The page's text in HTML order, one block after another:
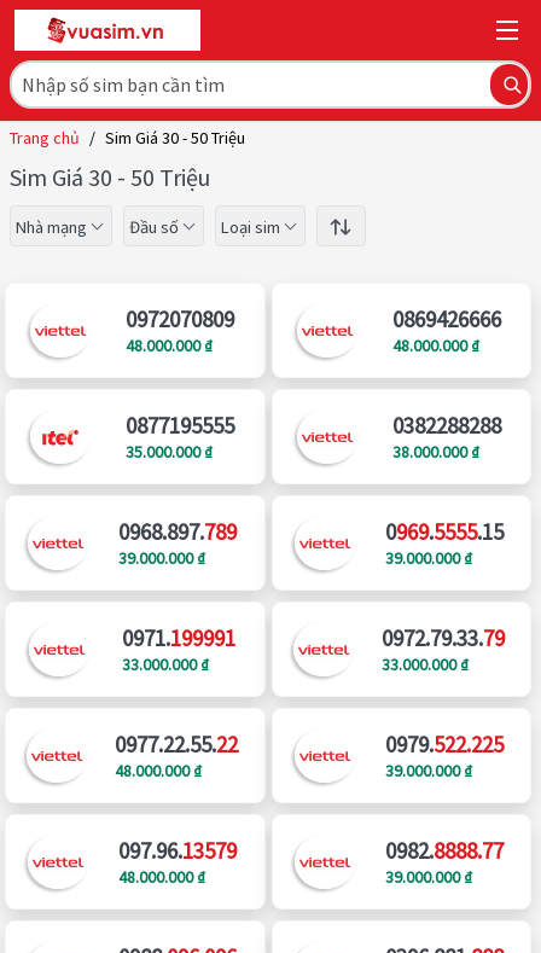
Trang chủ / Sim Giá 30 - 50 Triệu
Sim Giá 30 - 50 Triệu
Nhà mạng Đầu số Loại sim
0972070809
48.000.000 ₫
0869426666
48.000.000 ₫
0877195555
35.000.000 ₫
0382288288
38.000.000 ₫
0968.897.789
39.000.000 ₫
0969.5555.15
39.000.000 ₫
0971.199991
33.000.000 ₫
0972.79.33.79
33.000.000 ₫
0977.22.55.22
48.000.000 ₫
0979.522.225
39.000.000 ₫
097.96.13579
48.000.000 ₫
0982.8888.77
39.000.000 ₫